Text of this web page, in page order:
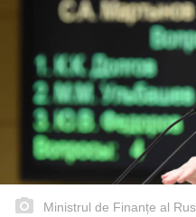
Ministrul de Finanțe al